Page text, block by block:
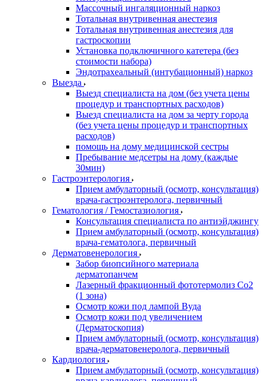
Массочный ингаляционный наркоз
Тотальная внутривенная анестезия
Тотальная внутривенная анестезия для
гастроскопии
Установка подключичного катетера (без
стоимости набора)
Эндотрахеальный (интубационный) наркоз
Выезда
Выезд специалиста на дом (без учета цены
процедур и транспортных расходов)
Выезд специалиста на дом за черту города
(без учета цены процедур и транспортных
расходов)
помощь на дому медицинской сестры
Пребывание медсетры на дому (каждые
30мин)
Гастроэнтерология
Прием амбулаторный (осмотр, консультация)
врача-гастроэнтеролога, первичный
Гематология / Гемостазиология
Консультация специалиста по антиэйджингу
Прием амбулаторный (осмотр, консультация)
врача-гематолога, первичный
Дерматовенерология
Забор биопсийного материала
дерматопанчем
Лазерный фракционный фототермолиз Со2
(1 зона)
Осмотр кожи под лампой Вуда
Осмотр кожи под увеличением
(Дерматоскопия)
Прием амбулаторный (осмотр, консультация)
врача-дерматовенеролога, первичный
Кардиология
Прием амбулаторный (осмотр, консультация)